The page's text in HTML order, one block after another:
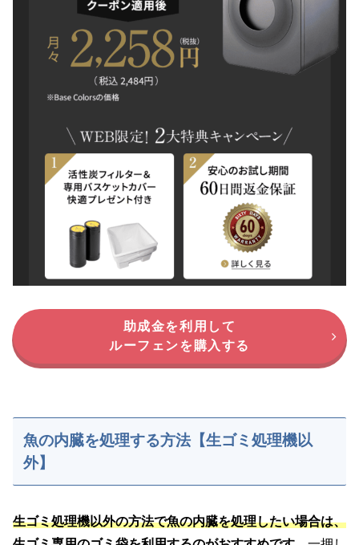
助成金を利用して
ルーフェンを購入する
魚の内臓を処理する方法【生ゴミ処理機以
外】
生ゴミ処理機以外の方法で魚の内臓を処理したい場合は、